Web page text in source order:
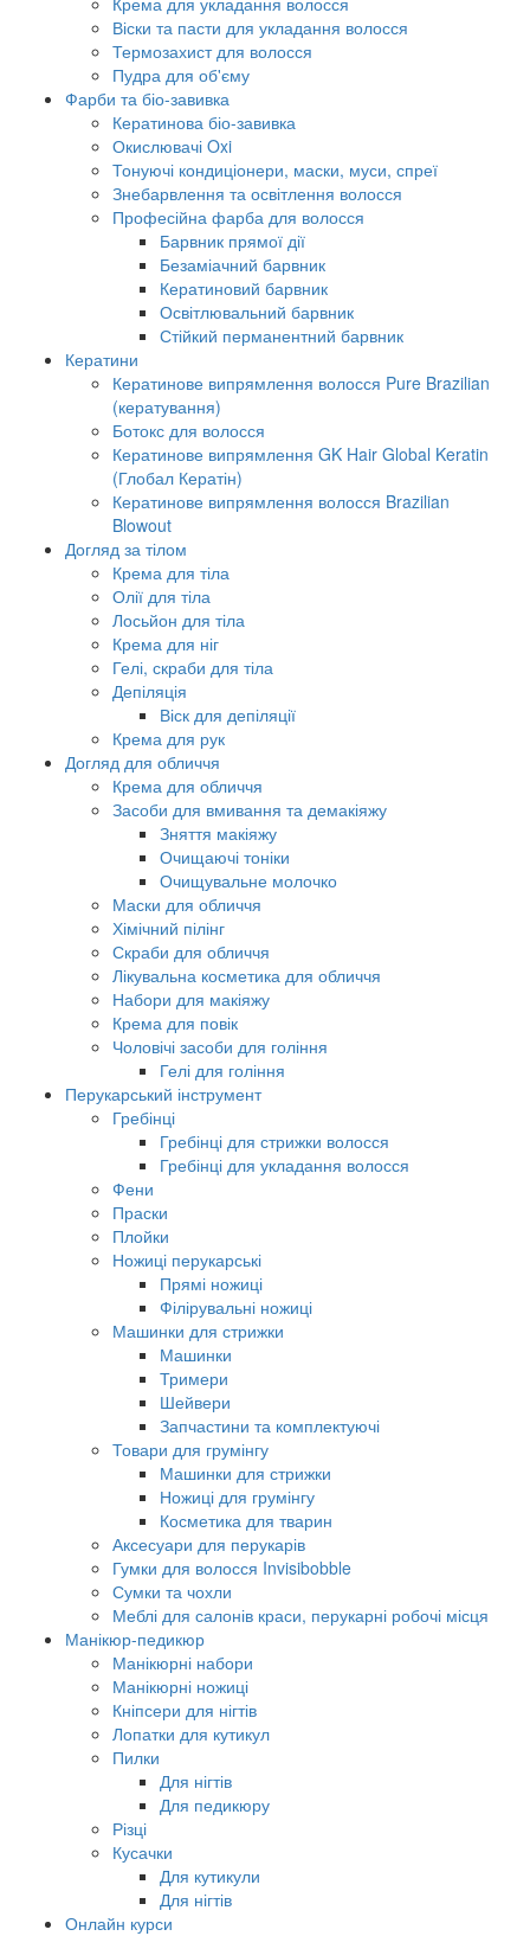
Віски та пасти для укладання волосся
Термозахист для волосся
Пудра для об'єму
Фарби та біо-завивка
Кератинова біо-завивка
Окислювачі Oxi
Тонуючі кондиціонери, маски, муси, спреї
Знебарвлення та освітлення волосся
Професійна фарба для волосся
Барвник прямої дії
Безаміачний барвник
Кератиновий барвник
Освітлювальний барвник
Стійкий перманентний барвник
Кератини
Кератинове випрямлення волосся Pure Brazilian
(кератування)
Ботокс для волосся
Кератинове випрямлення GK Hair Global Keratin
(Глобал Кератін)
Кератинове випрямлення волосся Brazilian
Blowout
Догляд за тілом
Крема для тіла
Олії для тіла
Лосьйон для тіла
Крема для ніг
Гелі, скраби для тіла
Депіляція
Віск для депіляції
Крема для рук
Догляд для обличчя
Крема для обличчя
Засоби для вмивання та демакіяжу
Зняття макіяжу
Очищаючі тоніки
Очищувальне молочко
Маски для обличчя
Хімічний пілінг
Скраби для обличчя
Лікувальна косметика для обличчя
Набори для макіяжу
Крема для повік
Чоловічі засоби для гоління
Гелі для гоління
Перукарський інструмент
Гребінці
Гребінці для стрижки волосся
Гребінці для укладання волосся
Фени
Праски
Плойки
Ножиці перукарські
Прямі ножиці
Філірувальні ножиці
Машинки для стрижки
Машинки
Тримери
Шейвери
Запчастини та комплектуючі
Товари для грумінгу
Машинки для стрижки
Ножиці для грумінгу
Косметика для тварин
Аксесуари для перукарів
Гумки для волосся Invisibobble
Сумки та чохли
Меблі для салонів краси, перукарні робочі місця
Манікюр-педикюр
Манікюрні набори
Манікюрні ножиці
Кніпсери для нігтів
Лопатки для кутикул
Пилки
Для нігтів
Для педикюру
Різці
Кусачки
Для кутикули
Для нігтів
Онлайн курси